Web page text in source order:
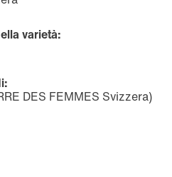
varietà:
DES FEMMES Svizzera)